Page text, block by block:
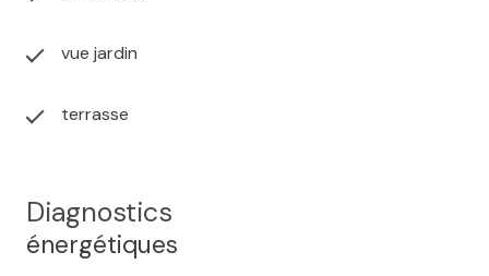
vue jardin
terrasse
Diagnostics
énergétiques